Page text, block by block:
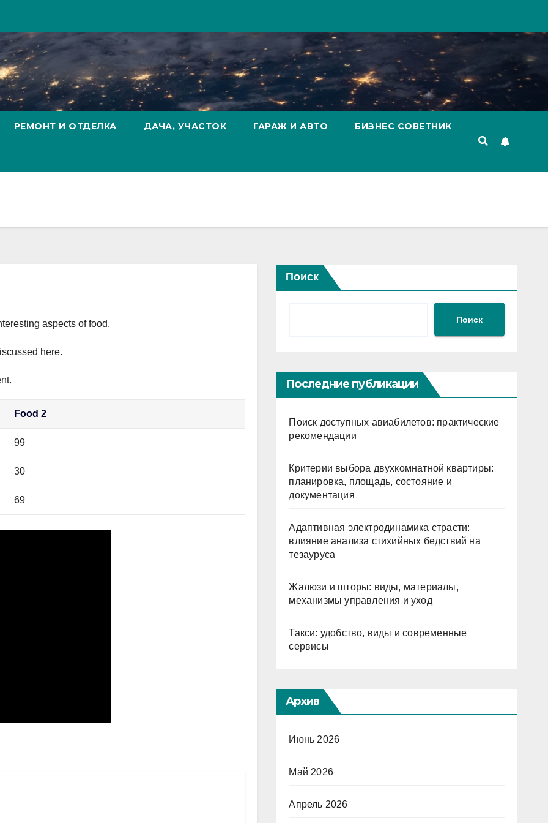
РЕМОНТ И ОТДЕЛКА ДАЧА, УЧАСТОК ГАРАЖ И АВТО БИЗНЕС СОВЕТНИК
aspects of food.
here.
Food 2
99
30
69
Поиск
Поиск
Последние публикации
Поиск доступных авиабилетов: практические
рекомендации
Критерии выбора двухкомнатной квартиры:
планировка, площадь, состояние и
документация
Адаптивная электродинамика страсти:
влияние анализа стихийных бедствий на
тезауруса
Жалюзи и шторы: виды, материалы,
механизмы управления и уход
Такси: удобство, виды и современные
сервисы
Архив
Июнь 2026
Май 2026
Апрель 2026